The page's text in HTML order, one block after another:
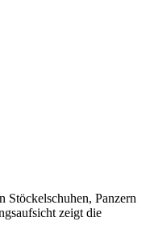
Stöckelschuhen, Panzern
zeigt die